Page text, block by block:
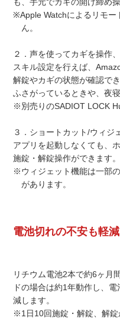
も、手元でカギの開け締め
※Apple Watchによるリモー
ん。
２．声を使ってカギを操作
スキル設定を行えば、
解錠やカギの状態が確認で
ふさがっているときや、夜
※別売りのSADIOT LOCK
３．ショートカット/ウィジ
アプリを起動しなくても、
施錠・解錠操作ができます。
※ウィジェット機能は一部
があります。
電池切れの不安も軽減
リチウム電池2本で約6ヶ月
ドの場合は約1年動作し、
減します。
※1日10回施錠・解錠、解